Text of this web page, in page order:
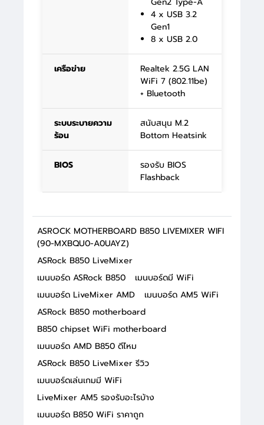
4 x USB 3.2
Gen1
8 x USB 2.0
เครือข่าย
Realtek 2.5G LAN
WiFi 7 (802.11be)
+ Bluetooth
ระบบระบายความ
ร้อน
สนับสนุน M.2
Bottom Heatsink
BIOS
รองรับ BIOS
Flashback
ASROCK MOTHERBOARD B850 LIVEMIXER WIFI
(90-MXBQU0-A0UAYZ)
ASRock B850 LiveMixer
เมนบอร์ด ASRock B850
เมนบอร์ดมี WiFi
เมนบอร์ด LiveMixer AMD
เมนบอร์ด AM5 WiFi
ASRock B850 motherboard
B850 chipset WiFi motherboard
เมนบอร์ด AMD B850 ดีไหม
ASRock B850 LiveMixer รีวิว
เมนบอร์ดเล่นเกมมี WiFi
LiveMixer AM5 รองรับอะไรบ้าง
เมนบอร์ด B850 WiFi ราคาถูก